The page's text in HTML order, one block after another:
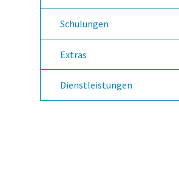
Schulungen
Extras
Dienstleistungen